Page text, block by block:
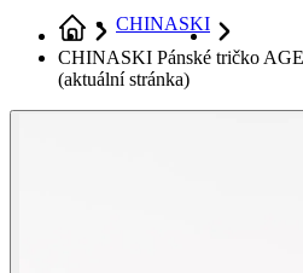
CHINASKI
CHINASKI Pánské tričko
(aktuální stránka)